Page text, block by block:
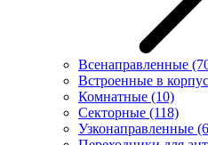
Всенаправленные
Встроенные в корпус
Комнатные (10)
Секторные (118)
Узконаправленные